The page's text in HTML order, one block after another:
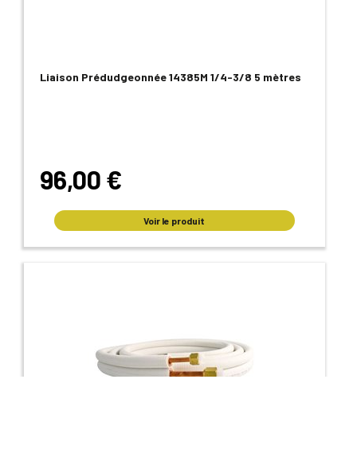
Liaison Prédudgeonnée 14385M 1/4-3/8 5 mètres
96,00 €
Voir le produit